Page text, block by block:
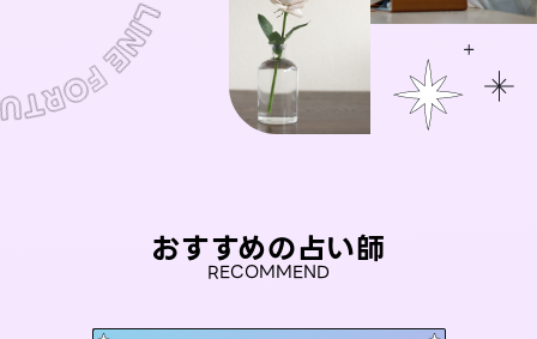
おすすめの占い師
RECOMMEND